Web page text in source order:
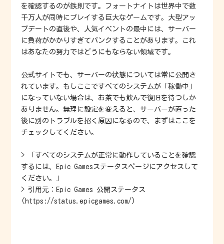
を確認するのが鉄則です。フォートナイトは世界中で数
千万人が同時にプレイする巨大なゲームです。大型アッ
プデートの直後や、人気イベントの最中には、サーバー
に負荷がかかりすぎてパンクすることがあります。これ
はあなたの努力ではどうにもならない領域です。
公式サイトでも、サーバーの状態については常に公開さ
れています。もしここですべてのシステムが「稼働中」
になっていない場合は、お茶でも飲んで復旧を待つしか
ありません。無理に設定を変えると、サーバーが直った
後に別のトラブルを招く原因になるので、まずはここを
チェックしてください。
> 「すべてのシステムが正常に動作していることを確認
するには、Epic Gamesステータスページにアクセスして
ください。」
> 引用元：Epic Games 公開ステータス
(https://status.epicgames.com/)